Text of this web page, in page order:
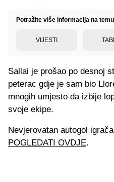
Potražite više informacija na
VIJESTI
Sallai je prošao po desnoj
peterac gdje je sam bio
mnogih umjesto da izbije
svoje ekipe.
Nevjerovatan autogol
POGLEDATI OVDJE.